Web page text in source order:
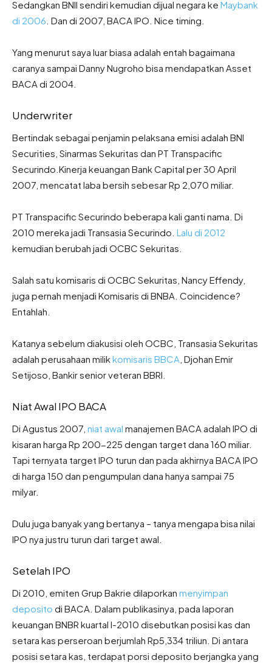
Sedangkan BNII sendiri kemudian dijual negara ke Maybank
di 2006 . Dan di 2007, BACA IPO. Nice timing.
Yang menurut saya luar biasa adalah entah bagaimana
caranya sampai Danny Nugroho bisa mendapatkan Asset
BACA di 2004.
Underwriter
Bertindak sebagai penjamin pelaksana emisi adalah BNI
Securities, Sinarmas Sekuritas dan PT Transpacific
Securindo.Kinerja keuangan Bank Capital per 30 April
2007, mencatat laba bersih sebesar Rp 2,070 miliar.
PT Transpacific Securindo beberapa kali ganti nama. Di
2010 mereka jadi Transasia Securindo. Lalu di 2012
kemudian berubah jadi OCBC Sekuritas.
Salah satu komisaris di OCBC Sekuritas, Nancy Effendy,
juga pernah menjadi Komisaris di BNBA. Coincidence?
Entahlah.
Katanya sebelum diakusisi oleh OCBC, Transasia Sekuritas
adalah perusahaan milikkomisaris BBCA , Djohan Emir
Setijoso, Bankir senior veteran BBRI.
Niat Awal IPO BACA
Di Agustus 2007, niat awal manajemen BACA adalah IPO di
kisaran harga Rp 200-225 dengan target dana 160 miliar.
Tapi ternyata target IPO turun dan pada akhirnya BACA IPO
di harga 150 dan pengumpulan dana hanya sampai 75
milyar.
Dulu juga banyak yang bertanya – tanya mengapa bisa nilai
IPO nya justru turun dari target awal.
Setelah IPO
Di 2010, emiten Grup Bakrie dilaporkan menyimpan
deposito di BACA. Dalam publikasinya, pada laporan
keuangan BNBR kuartal I-2010 disebutkan posisi kas dan
setara kas perseroan berjumlah Rp5,334 triliun. Di antara
posisi setara kas, terdapat porsi deposito berjangka yang